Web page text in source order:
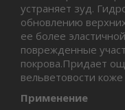
устраняет зуд.
обновлению
ее более
поврежденные
покрова.Придает
вельветовости
Применение